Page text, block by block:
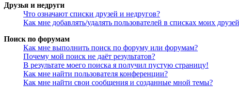
Друзья и недруги
Что означают списки друзей и недругов?
Как мне добавлять/удалять пользователей в списках моих
Поиск по форумам
Как мне выполнить поиск по форуму или форумам?
Почему мой поиск не даёт результатов?
В результате моего поиска я получил пустую страницу!
Как мне найти пользователя конференции?
Как мне найти свои сообщения и созданные мной темы?